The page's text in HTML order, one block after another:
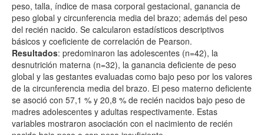
peso, talla, índice de masa corporal gestacional, ganancia de
peso global y circunferencia media del brazo; además del peso
del recién nacido. Se calcularon estadísticos descriptivos
básicos y coeficiente de correlación de Pearson.
Resultados: predominaron las adolescentes (n=42), la
desnutrición materna (n=32), la ganancia deficiente de peso
global y las gestantes evaluadas como bajo peso por los valores
de la circunferencia media del brazo. El peso materno deficiente
se asoció con 57,1 % y 20,8 % de recién nacidos bajo peso de
madres adolescentes y adultas respectivamente. Estas
variables mostraron asociación con el nacimiento de recién